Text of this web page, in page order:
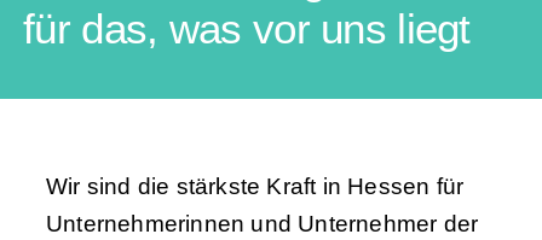
für das, was vor uns liegt
Wir sind die stärkste Kraft in Hessen für
Unternehmerinnen und Unternehmer der